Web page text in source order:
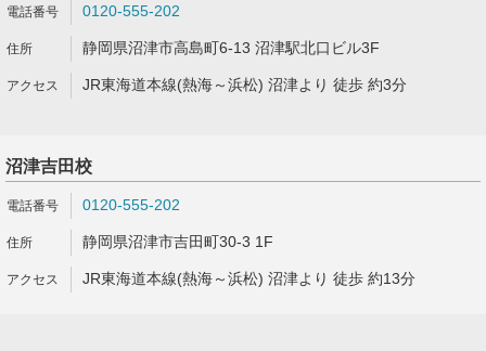
0120-555-202
静岡県沼津市高島町6-13 沼津駅北口ビル3F
JR東海道本線(熱海～浜松) 沼津より 徒歩 約3分
沼津吉田校
0120-555-202
静岡県沼津市吉田町30-3 1F
JR東海道本線(熱海～浜松) 沼津より 徒歩 約13分